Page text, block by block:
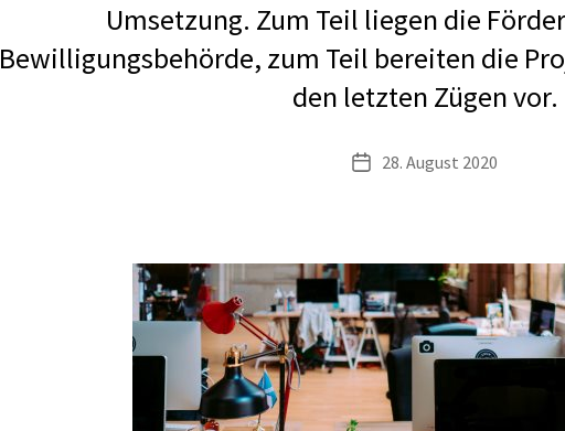
Umsetzung. Zum Teil liegen die
Bewilligungsbehörde, zum Teil bereiten die
den letzten Zügen vor.
Veröffentlichungsdatum
28. August 2020